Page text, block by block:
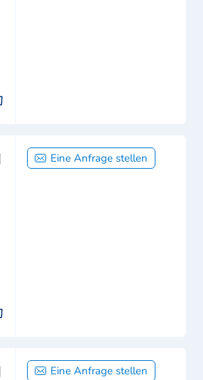
Eine Anfrage stellen
Eine Anfrage stellen